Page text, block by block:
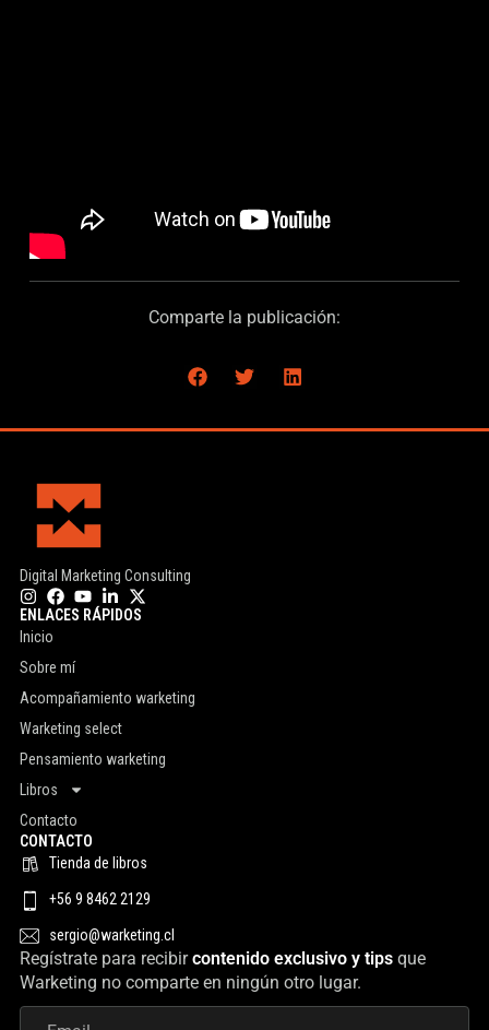
Comparte la publicación:
Digital Marketing Consulting
ENLACES RÁPIDOS
Inicio
Sobre mí
Acompañamiento warketing
Warketing select
Pensamiento warketing
Libros
Contacto
CONTACTO
Tienda de libros
+56 9 8462 2129
sergio@warketing.cl
Regístrate para recibircontenido exclusivo y tipsque
Warketing no comparte en ningún otro lugar.